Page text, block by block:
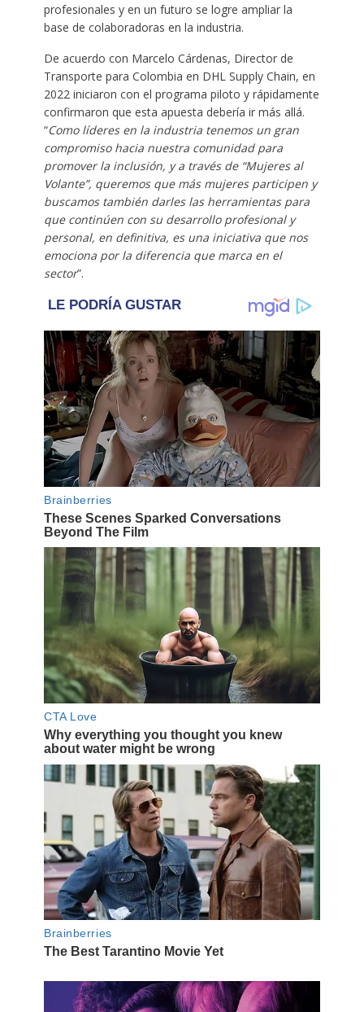
profesionales y en un futuro se logre ampliar la
base de colaboradoras en la industria.
De acuerdo con Marcelo Cárdenas, Director de
Transporte para Colombia en DHL Supply Chain, en
2022 iniciaron con el programa piloto y rápidamente
confirmaron que esta apuesta debería ir más allá.
“Como líderes en la industria tenemos un gran
compromiso hacia nuestra comunidad para
promover la inclusión, y a través de “Mujeres al
Volante”, queremos que más mujeres participen y
buscamos también darles las herramientas para
que continúen con su desarrollo profesional y
personal, en definitiva, es una iniciativa que nos
emociona por la diferencia que marca en el
sector”.